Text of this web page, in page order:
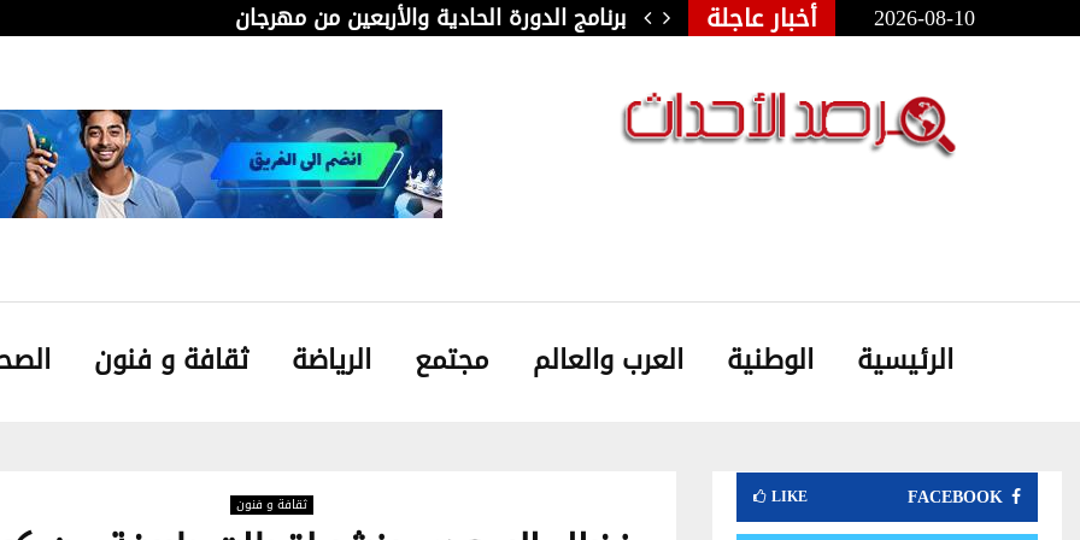
2026-08-10 أخبار عاجلة
للفنون الشعبية بأوذنة: نجلاء… برنامج الدورة الحادية والأربعين من مهرجان قابس…
الرئيسية الوطنية العرب والعالم مجتمع الرياضة ثقافة و فنون
ثقافة و فنون FACEBOOK
LIKE